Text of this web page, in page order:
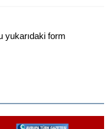
yukarıdaki form